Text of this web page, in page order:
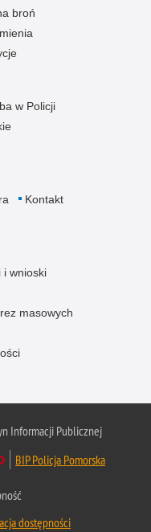
broń
w Policji
Kontakt
i wnioski
masowych
Informacji Publicznej
BIP Policja Pomorska
dostępności